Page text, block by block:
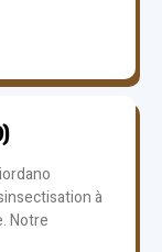
à
Notre